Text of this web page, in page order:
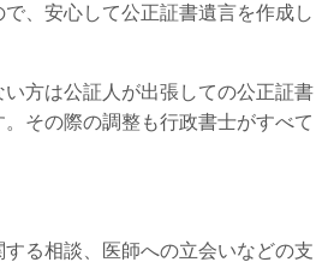
、安心して公正証書遺言を作成し
方は公証人が出張しての公正証書
その際の調整も行政書士がすべて
る相談、医師への立会いなどの支